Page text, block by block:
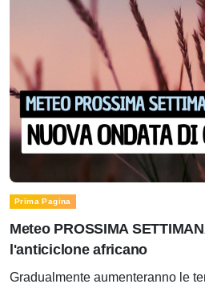
Prima Pagina
Meteo PROSSIMA
l'anticiclone africano
Gradualmente aumenteranno le